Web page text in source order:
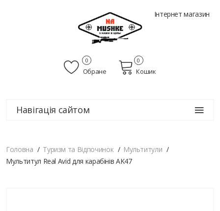
Інтернет магазин
Обране
0
Кошик
0
Навігація сайтом
Головна Туризм та Відпочинок
Мультитули
Мультитул Real Avid для карабінів AK47